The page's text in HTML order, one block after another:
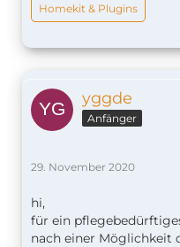
Homekit & Plugins
yggde
Anfänger
29. November 2020
hi,
für ein
nach einer Möglichkeit